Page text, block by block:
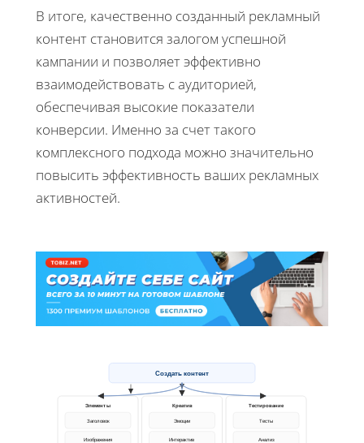
В итоге, качественно созданный рекламный
контент становится залогом успешной
кампании и позволяет эффективно
взаимодействовать с аудиторией,
обеспечивая высокие показатели
конверсии. Именно за счет такого
комплексного подхода можно значительно
повысить эффективность ваших рекламных
активностей.
Создать контент
Элементы
Заголовок
Изображения
Креатив
Эмоции
Интерактив
Тестирование
Тесты
Анализ